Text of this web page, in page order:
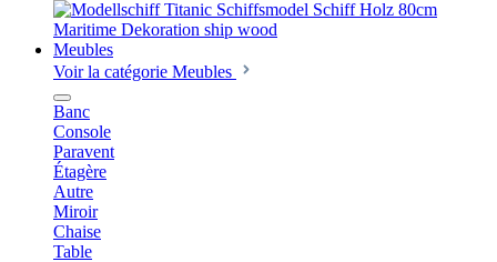
Meubles
Voir la catégorie Meubles
Banc
Console
Paravent
Étagère
Autre
Miroir
Chaise
Table